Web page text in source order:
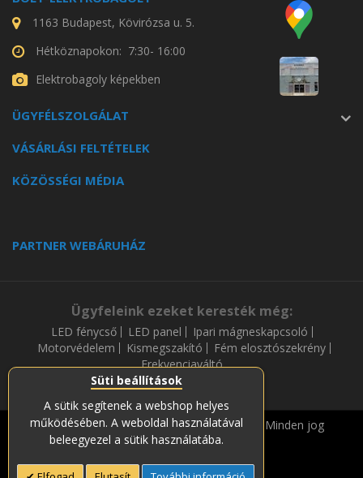
Süti beállítások
A sütik segítenek a webshop helyes
működésében. A weboldal használatával
beleegyezel a sütik használatába.
1163 Budapest, Kövirózsa u. 5.
Hétköznapokon: 7:30- 16:00
Elektrobagoly képekben
ÜGYFÉLSZOLGÁLAT
VÁSÁRLÁSI FELTÉTELEK
KÖZÖSSÉGI MÉDIA
PARTNER WEBÁRUHÁZ
Ügyfeleink ezeket keresték még:
LED fénycső LED panel
Ipari mágneskapcsoló
Motorvédelem
Kismegszakító
Fém elosztószekrény
Frekvenciaváltó
Copyright © 2019-2023 Soós és Társa Zrt. Minden jog